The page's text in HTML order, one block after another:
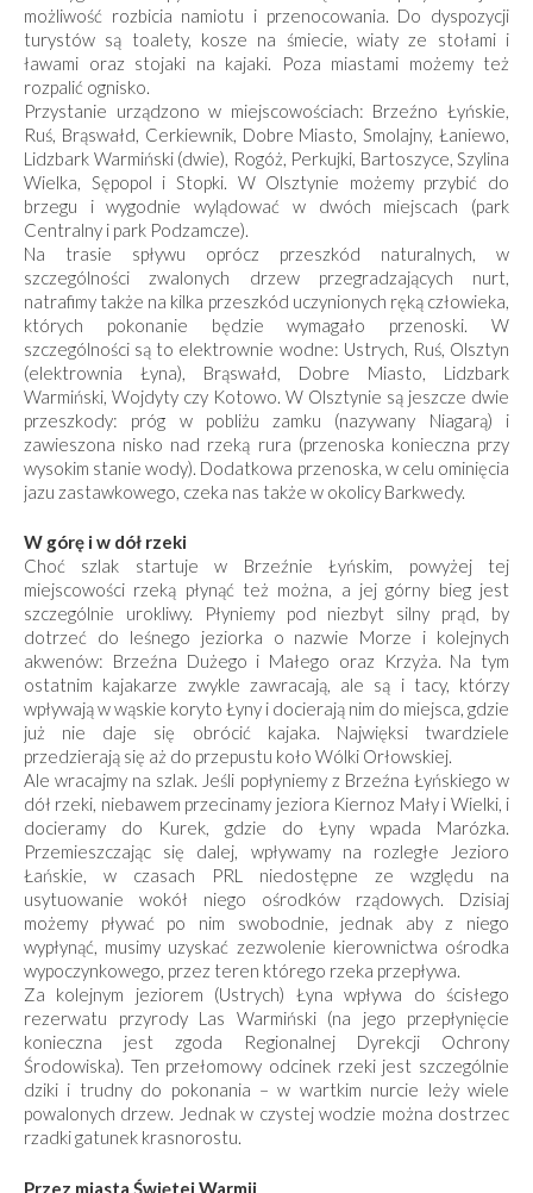
możliwość rozbicia namiotu i przenocowania. Do dyspozycji
turystów są toalety, kosze na śmiecie, wiaty ze stołami i
ławami oraz stojaki na kajaki. Poza miastami możemy też
rozpalić ognisko.
Przystanie urządzono w miejscowościach: Brzeźno Łyńskie,
Ruś, Brąswałd, Cerkiewnik, Dobre Miasto, Smolajny, Łaniewo,
Lidzbark Warmiński (dwie), Rogóż, Perkujki, Bartoszyce, Szylina
Wielka, Sępopol i Stopki. W Olsztynie możemy przybić do
brzegu i wygodnie wylądować w dwóch miej­scach (park
Centralny i park Podzamcze).
Na trasie spływu oprócz przeszkód naturalnych, w
szczególności zwalonych drzew przegradzających nurt,
natrafimy także na kilka przeszkód uczynionych ręką człowieka,
których pokonanie będzie wymagało przenoski. W
szczególności są to elektrownie wodne: Ustrych, Ruś, Olsztyn
(elektrownia Łyna), Brąswałd, Dobre Miasto, Lidzbark
Warmiński, Wojdyty czy Kotowo. W Olsztynie są jeszcze dwie
przeszkody: próg w pobliżu zamku (nazywany Nia­garą) i
zawieszona nisko nad rzeką rura (przenoska konieczna przy
wysokim stanie wody). Dodatkowa przenoska, w celu ominięcia
jazu zastawkowego, czeka nas także w okolicy Barkwedy.
W górę i w dół rzeki
Choć szlak startuje w Brzeźnie Łyńskim, powyżej tej
miejscowości rzeką płynąć też można, a jej górny bieg jest
szczególnie urokliwy. Płyniemy pod niezbyt silny prąd, by
dotrzeć do leśnego jeziorka o nazwie Morze i kolejnych
akwenów: Brzeźna Dużego i Małego oraz Krzyża. Na tym
ostatnim kajakarze zwykle zawracają, ale są i tacy, którzy
wpływają w wąskie koryto Łyny i docierają nim do miejsca, gdzie
już nie daje się obrócić kajaka. Najwięksi twardziele
przedzierają się aż do prze­pustu koło Wólki Orłowskiej.
Ale wracajmy na szlak. Jeśli popłyniemy z Brzeźna Łyńskiego w
dół rzeki, niebawem przecinamy jeziora Kiernoz Mały i Wielki, i
docieramy do Kurek, gdzie do Łyny wpada Marózka.
Przemieszczając się dalej, wpływamy na rozległe Jezioro
Łańskie, w czasach PRL niedostępne ze względu na
usytuowanie wokół niego ośrodków rządo­wych. Dzisiaj
możemy pływać po nim swobodnie, jednak aby z niego
wypłynąć, musimy uzyskać ze­zwolenie kierownictwa ośrodka
wypoczynkowego, przez teren którego rzeka przepływa.
Za kolejnym jeziorem (Ustrych) Łyna wpływa do ścisłego
rezerwatu przyrody Las Warmiński (na jego przepłynięcie
konieczna jest zgoda Regionalnej Dyrekcji Ochrony
Środowiska). Ten przełomowy odcinek rzeki jest szczególnie
dziki i trudny do pokonania – w wartkim nurcie leży wiele
powalonych drzew. Jednak w czystej wodzie można dostrzec
rzadki gatunek krasnorostu.
Przez miasta Świętej Warmii